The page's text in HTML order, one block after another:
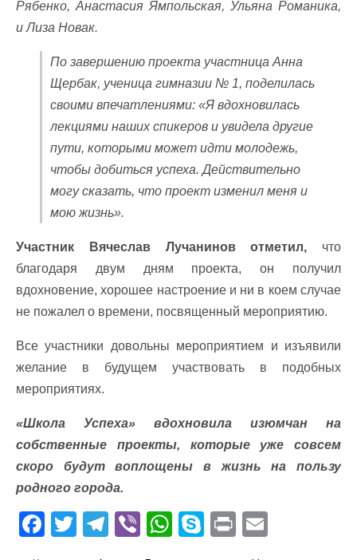
Рябенко, Анастасия Ямпольская, Ульяна Романика,
и Лиза Новак.
По завершению проекта участница Анна
Щербак, ученица гимназии № 1, поделилась
своими впечатлениями: «Я вдохновилась
лекциями наших спикеров и увидела другие
пути, которыми может идти молодежь,
чтобы добиться успеха. Действительно
могу сказать, что проект изменил меня и
мою жизнь».
Участник Вячеслав Лучанинов отметил, что
благодаря двум дням проекта, он получил
вдохновение, хорошее настроение и ни в коем случае
не пожалел о времени, посвященный мероприятию.
Все участники довольны мероприятием и изъявили
желание в будущем участвовать в подобных
мероприятиях.
«Школа Успеха» вдохновила изюмчан на
собственные проекты, которые уже совсем
скоро будут воплощены в жизнь на пользу
родного города.
F T T Vi W S Pr